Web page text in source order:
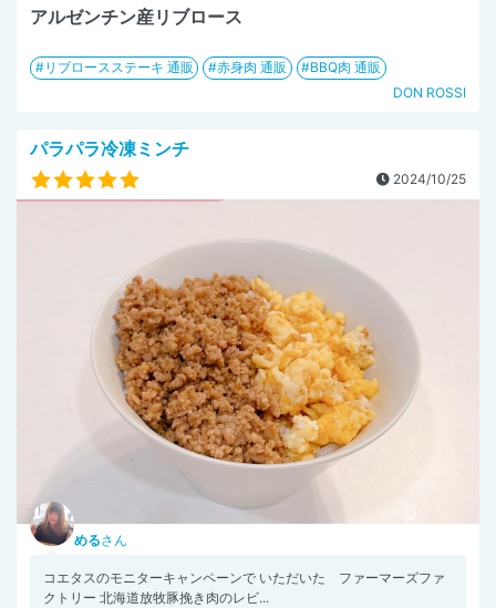
アルゼンチン産リブロース
リブロースステーキ 通販 赤身肉 通販
BBQ肉 通販
DON ROSSI
パラパラ冷凍ミンチ
2024/10/25
めるさん
コエタスのモニターキャンペーンで いただいた ファーマーズファ
クトリー 北海道放牧豚挽き肉のレビ...